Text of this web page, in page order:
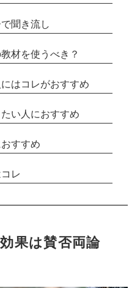
聞き流し
材を使うべき？
はコレがおすすめ
い人におすすめ
すすめ
レ
果は賛否両論